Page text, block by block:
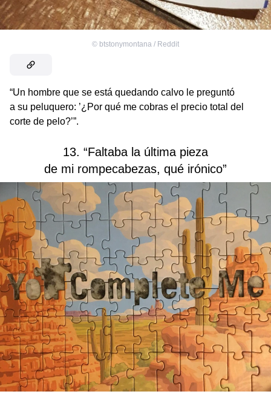
© btstonymontana / Reddit
“Un hombre que se está quedando calvo le preguntó
a su peluquero: ’¿Por qué me cobras el precio total del
corte de pelo?’”.
13. “Faltaba la última pieza
de mi rompecabezas, qué irónico”